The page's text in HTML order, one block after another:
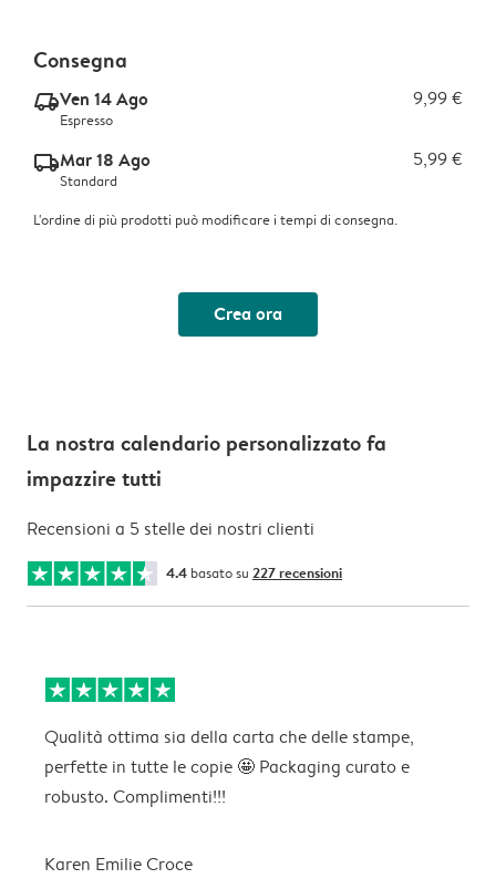
Consegna
delivery_express_v2Ven 14 Ago 9,99 €
Espresso
delivery_standard_v2Mar 18 Ago 5,99 €
Standard
L'ordine di più prodotti può modificare i tempi di consegna.
Crea ora
La nostra calendario personalizzato fa
impazzire tutti
Recensioni a 5 stelle dei nostri clienti
4.4 basato su 227 recensioni
Qualità ottima sia della carta che delle stampe,
perfette in tutte le copie 🤩 Packaging curato e
robusto. Complimenti!!!
Karen Emilie Croce